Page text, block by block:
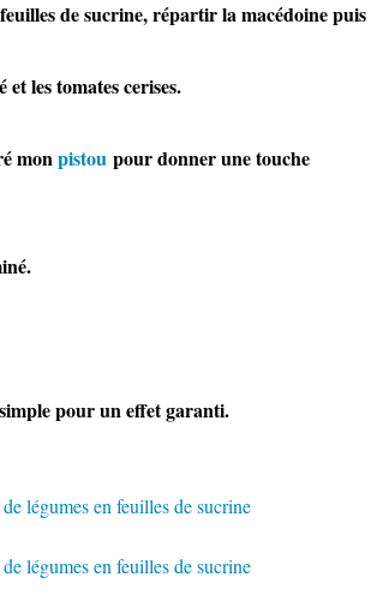
de sucrine, répartir la macédoine puis
les tomates cerises.
monpistou pour donner une touche
pour un effet garanti.